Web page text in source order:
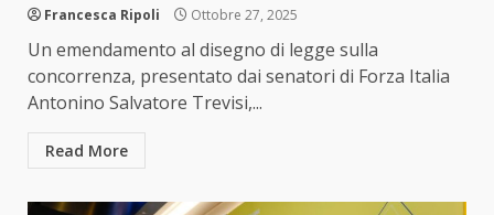
Francesca Ripoli Ottobre 27, 2025
Un emendamento al disegno di legge sulla
concorrenza, presentato dai senatori di Forza Italia
Antonino Salvatore Trevisi,...
Read More